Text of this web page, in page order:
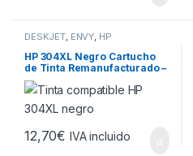
DESKJET, ENVY, HP
HP 304XL Negro Cartucho
de Tinta Remanufacturado –
Muestra Nivel de Tinta –
Reemplaza
N9K08AE/N9K06AE
12,70€ IVA incluido